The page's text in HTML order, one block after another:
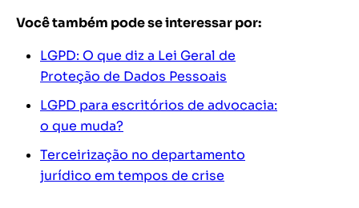
Você também pode se interessar por:
LGPD: O que diz a Lei Geral de
Proteção de Dados Pessoais
LGPD para escritórios de advocacia:
o que muda?
Terceirização no departamento
jurídico em tempos de crise